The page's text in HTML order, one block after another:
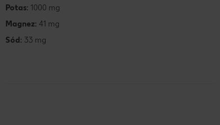
Potas: 1000 mg
Magnez: 41 mg
Sód: 33 mg